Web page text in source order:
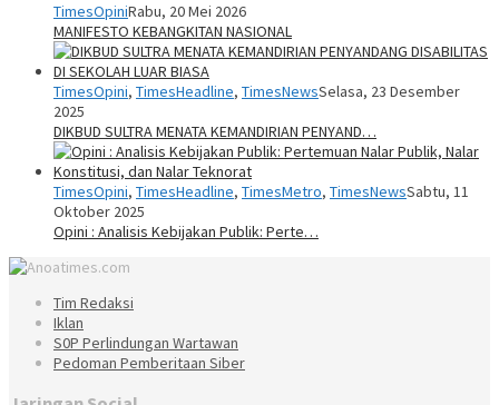
TimesOpiniRabu, 20 Mei 2026
MANIFESTO KEBANGKITAN NASIONAL
TimesOpini, TimesHeadline, TimesNewsSelasa, 23 Desember
2025
DIKBUD SULTRA MENATA KEMANDIRIAN PENYAND…
TimesOpini, TimesHeadline, TimesMetro, TimesNewsSabtu, 11
Oktober 2025
Opini : Analisis Kebijakan Publik: Perte…
Tim Redaksi
Iklan
S0P Perlindungan Wartawan
Pedoman Pemberitaan Siber